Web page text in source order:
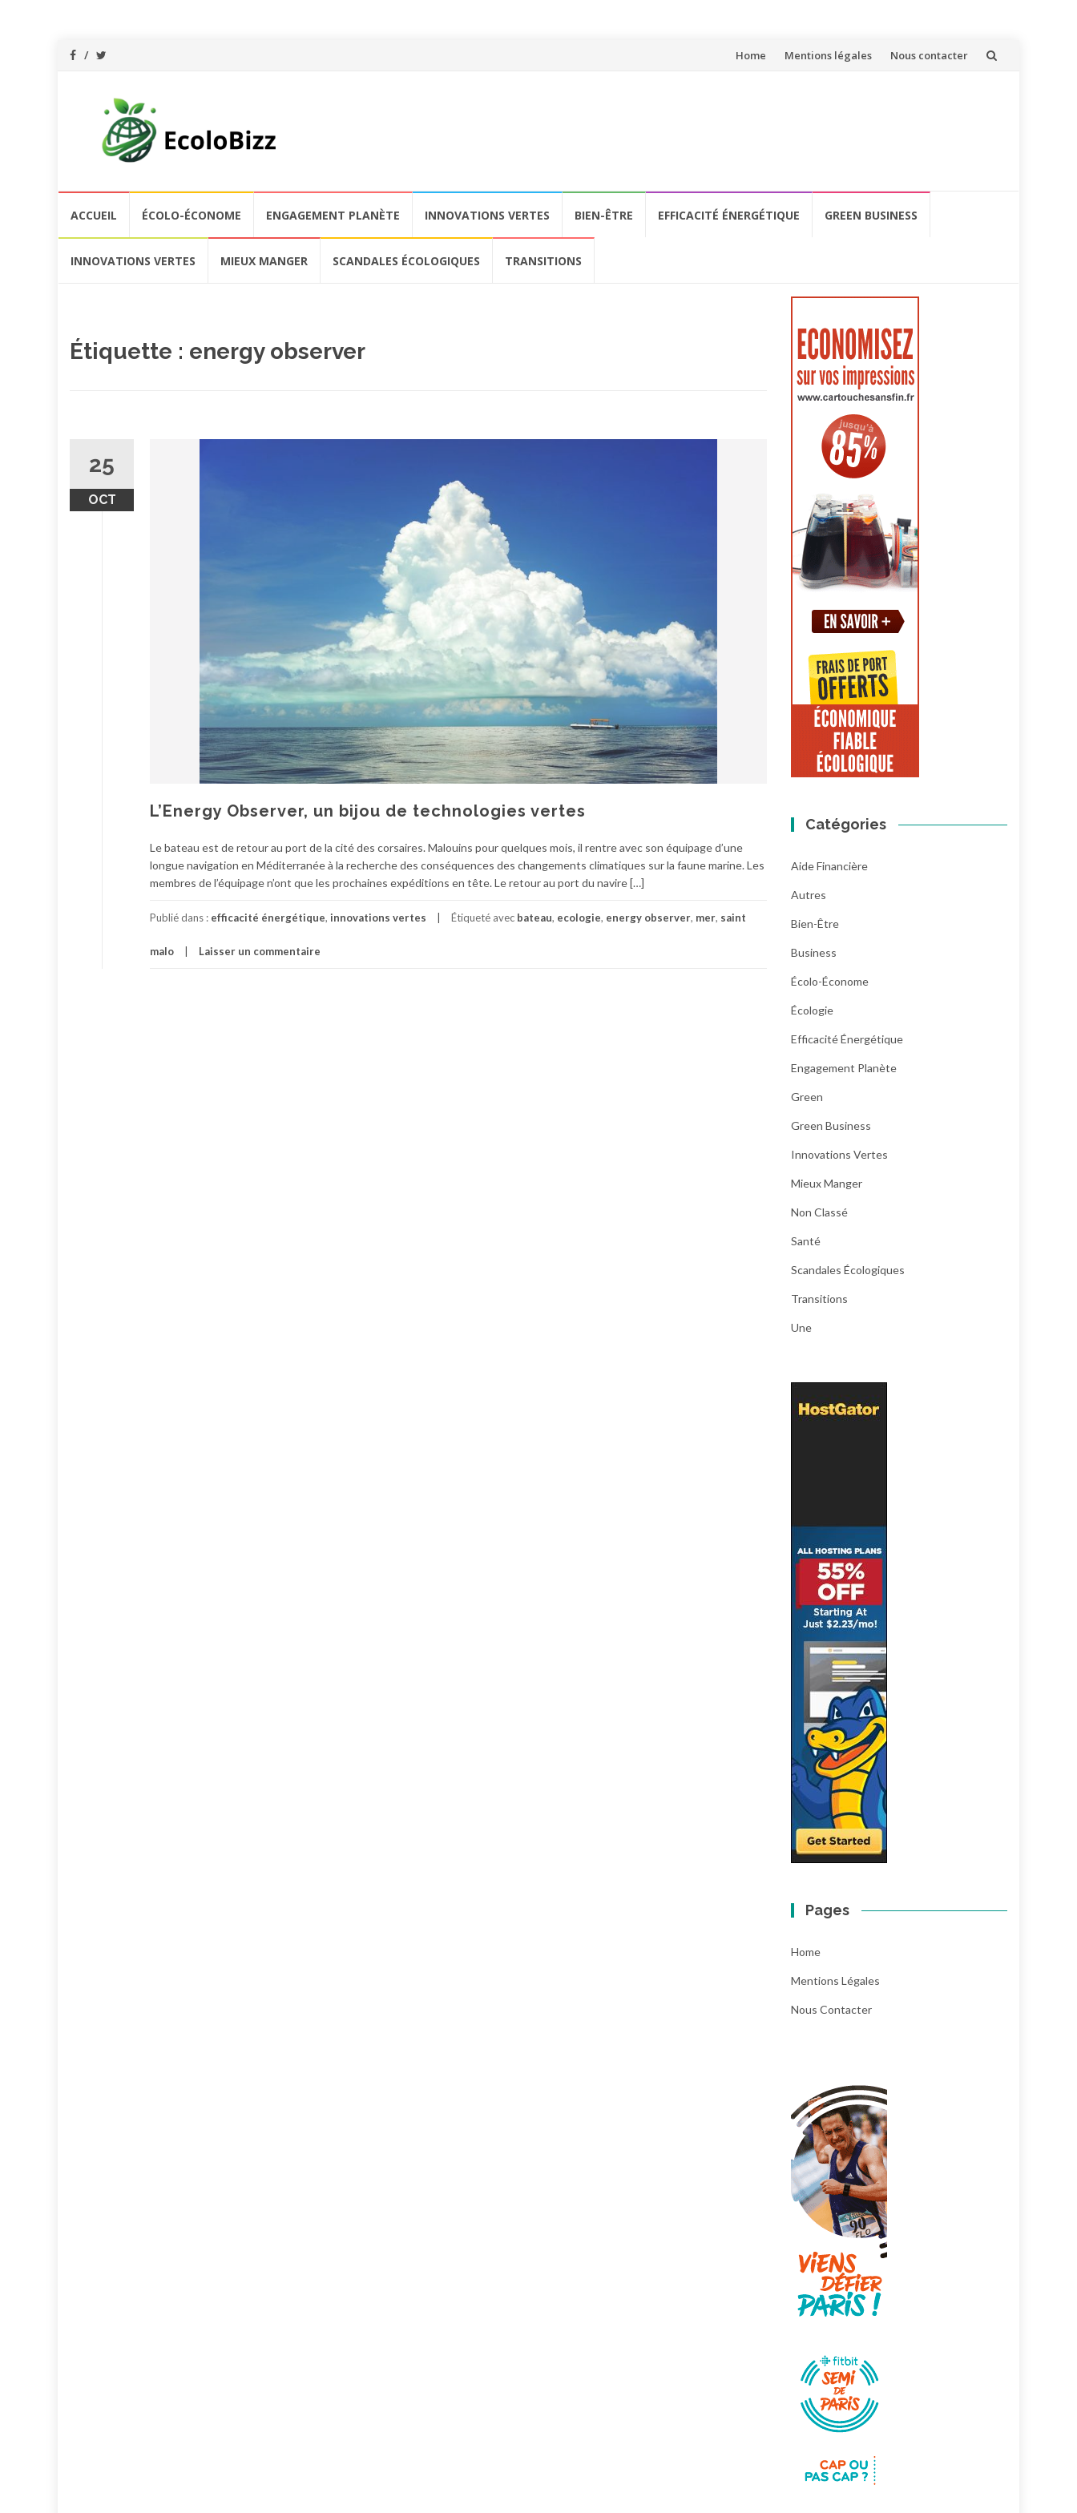
Aller
Home Mentions légales Nous contacter
contenu
ACCUEIL ÉCOLO-ÉCONOME ENGAGEMENT PLANÈTE INNOVATIONS VERTES BIEN-ÊTRE EFFICACITÉ ÉNERGÉTIQUE GREEN BUSINESS
INNOVATIONS VERTES MIEUX MANGER SCANDALES ÉCOLOGIQUES TRANSITIONS
Étiquette : energy observer
25
OCT
L’Energy Observer, un bijou de technologies vertes
Le bateau est de retour au port de la cité des corsaires. Malouins pour quelques mois, il rentre avec son équipage d’une
longue navigation en Méditerranée à la recherche des conséquences des changements climatiques sur la faune marine. Les
membres de l’équipage n’ont que les prochaines expéditions en tête. Le retour au port du navire […]
Publié dans : efficacité énergétique, innovations vertes Étiqueté avec bateau, ecologie, energy observer, mer, saint
malo Laisser un commentaire
Catégories
Aide Financière
Autres
Bien-Être
Business
Écolo-Économe
Écologie
Efficacité Énergétique
Engagement Planète
Green
Green Business
Innovations Vertes
Mieux Manger
Non Classé
Santé
Scandales Écologiques
Transitions
Une
Pages
Home
Mentions Légales
Nous Contacter